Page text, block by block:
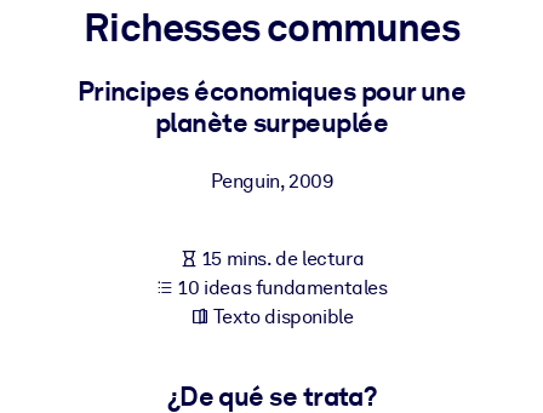
Para LMS/LXP
Integre conocimientos verificados y breves en su LMS/LXP para
Para bibliotecas corporativas
empresariales confiables y listos para usar.
Para sistemas de IA
Richesses communes
Principes économiques pour une
planète surpeuplée
Penguin,2009
15 mins. de lectura
10 ideas fundamentales
Texto disponible
¿De qué se trata?